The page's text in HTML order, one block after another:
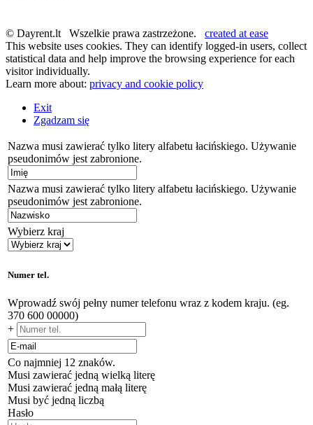
© Dayrent.lt Wszelkie prawa zastrzeżone. created at ease
This website uses cookies. They can identify logged-in users, collect
statistical data and help improve the browsing experience for each
visitor individually.
Learn more about: privacy and cookie policy
Exit
Zgadzam się
Nazwa musi zawierać tylko litery alfabetu łacińskiego. Używanie
pseudonimów jest zabronione.
Nazwa musi zawierać tylko litery alfabetu łacińskiego. Używanie
pseudonimów jest zabronione.
Wybierz kraj
Numer tel.
Wprowadź swój pełny numer telefonu wraz z kodem kraju. (eg.
370 600 00000)
+
Co najmniej 12 znaków.
Musi zawierać jedną wielką literę
Musi zawierać jedną małą literę
Musi być jedną liczbą
Hasło